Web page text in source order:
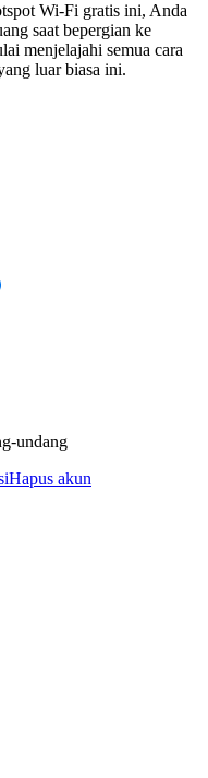
Wi-Fi gratis ini, Anda
saat bepergian ke
menjelajahi semua cara
luar biasa ini.
undang
Hapus akun